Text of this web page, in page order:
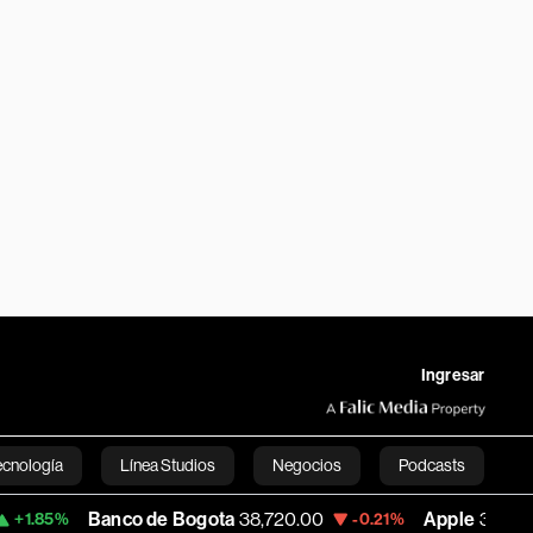
Ingresar
Línea Studios Negocios Podcasts
English
de Bogota 38,720.00 -0.21% Apple 310.94 +0.55%